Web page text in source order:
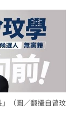
（圖／翻攝自曾玟